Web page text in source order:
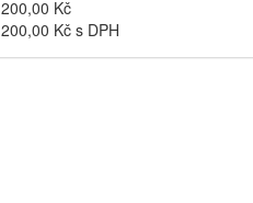
200,00 Kč
200,00 Kč s DPH